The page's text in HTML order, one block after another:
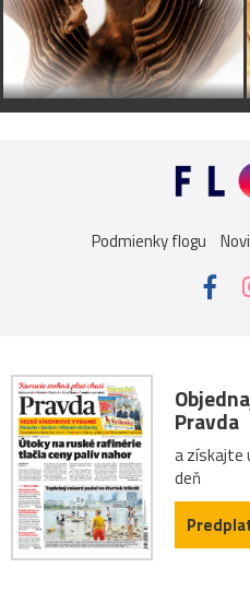
Podmienky flogu
Pravda
a získajte
deň